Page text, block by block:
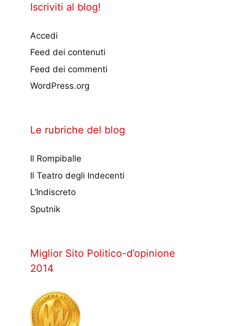
Iscriviti al blog!
Accedi
Feed dei contenuti
Feed dei commenti
WordPress.org
Le rubriche del blog
Il Rompiballe
Il Teatro degli Indecenti
L’Indiscreto
Sputnik
Miglior Sito Politico-d’opinione
2014